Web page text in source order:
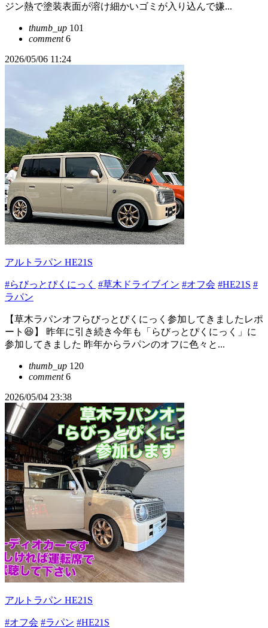
ジン熱で塗装表面が溶け細かいゴミが入り込んで嫌...
thumb_up 101
comment6
2026/05/06 11:24
アルトラパン HE21S
#らびっとぴくにっく #草木ドライブイン #オフ会 #HE21S #
ラパン
【草木ラパンオフらびっとぴくにっく参加してきましたレポ
ート😆】 昨年に引き続き今年も「らびっとぴくにっく」に
参加してきました 昨年からラパンのオフに色々と...
thumb_up 120
comment6
2026/05/04 23:38
アルトラパン HE21S
#オフ会 #ラパン #HE21S